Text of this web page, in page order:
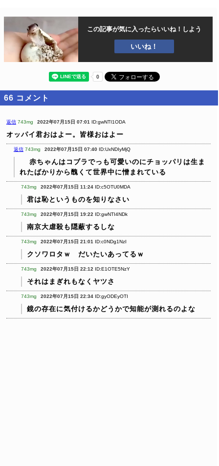
この記事が気に入ったらいいね！しよう
いいね！
66 コメント
返信 743mg 2022年07月15日 07:01 ID:gwNTI1ODA
オッパイ君おはよー。皆様おはよー
返信 743mg 2022年07月15日 07:40 ID:UxNDIyMjQ
赤ちゃんはコブラでっも可愛いのにチョッパリは生ま
れたばかりから醜くて世界中に憎まれている
743mg 2022年07月15日 11:24 ID:c5OTU0MDA
君は恥というものを知りなさい
743mg 2022年07月15日 19:22 ID:gwNTI4NDk
南京大虐殺も隠蔽するしな
743mg 2022年07月15日 21:01 ID:c0NDg1NzI
クソワロタｗ だいたいあってるｗ
743mg 2022年07月15日 22:12 ID:E1OTE5NzY
それはまぎれもなくヤツさ
743mg 2022年07月15日 22:34 ID:gyODEyOTI
鏡の存在に気付けるかどうかで知能が測れるのよな